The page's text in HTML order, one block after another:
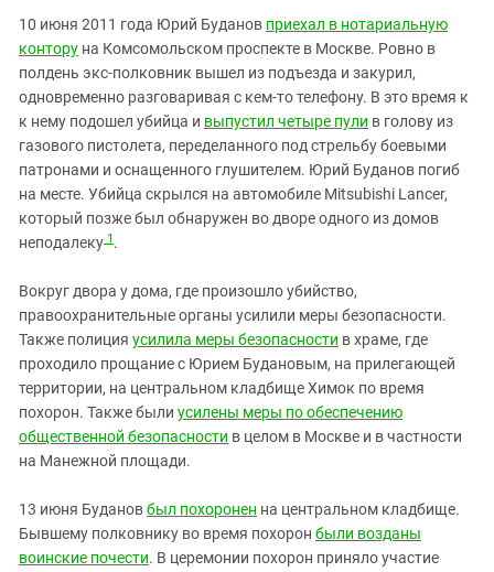
10 июня 2011 года Юрий Буданов приехал в нотариальную
контору на Комсомольском проспекте в Москве. Ровно в
полдень экс-полковник вышел из подъезда и закурил,
одновременно разговаривая с кем-то телефону. В это время к
к нему подошел убийца и выпустил четыре пули в голову из
газового пистолета, переделанного под стрельбу боевыми
патронами и оснащенного глушителем. Юрий Буданов погиб
на месте. Убийца скрылся на автомобиле Mitsubishi Lancer,
который позже был обнаружен во дворе одного из домов
неподалеку 1 .
Вокруг двора у дома, где произошло убийство,
правоохранительные органы усилили меры безопасности.
Также полиция усилила меры безопасности в храме, где
проходило прощание с Юрием Будановым, на прилегающей
территории, на центральном кладбище Химок по время
похорон. Также были усилены меры по обеспечению
общественной безопасности в целом в Москве и в частности
на Манежной площади.
13 июня Будановбыл похоронен на центральном кладбище.
Бывшему полковнику во время похорон были возданы
воинские почести. В церемонии похорон приняло участие